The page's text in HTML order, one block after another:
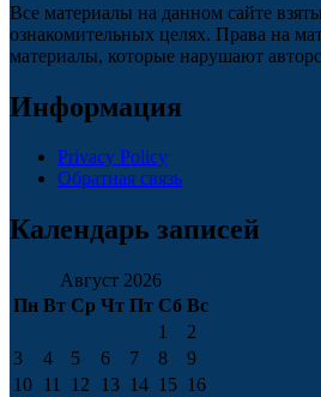
Все материалы на данном сайте
ознакомительных целях. Права на
материалы, которые нарушают
Информация
Privacy Policy
Обратная связь
Календарь записей
Август 2026
Пн Вт Ср Чт Пт Сб Вс
1
2
3
4 5 6 7 8
9
10 11 12 13 14 15 16